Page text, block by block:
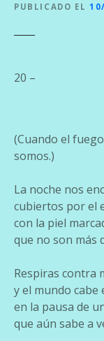
PUBLICADO EL
20 –
(Cuando el
somos.)
La noche nos
cubiertos por el
con la piel
que no son más
Respiras contra
y el mundo cabe
en la pausa de
que aún sabe a